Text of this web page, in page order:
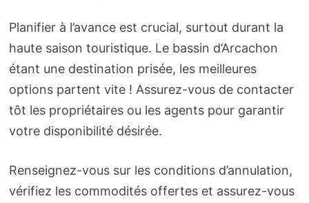
Planifier à l’avance est crucial, surtout durant la
haute saison touristique. Le bassin d’Arcachon
étant une destination prisée, les meilleures
options partent vite ! Assurez-vous de contacter
tôt les propriétaires ou les agents pour garantir
votre disponibilité désirée.
Renseignez-vous sur les conditions d’annulation,
vérifiez les commodités offertes et assurez-vous